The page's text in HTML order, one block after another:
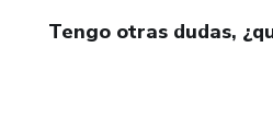
Tengo otras dudas,